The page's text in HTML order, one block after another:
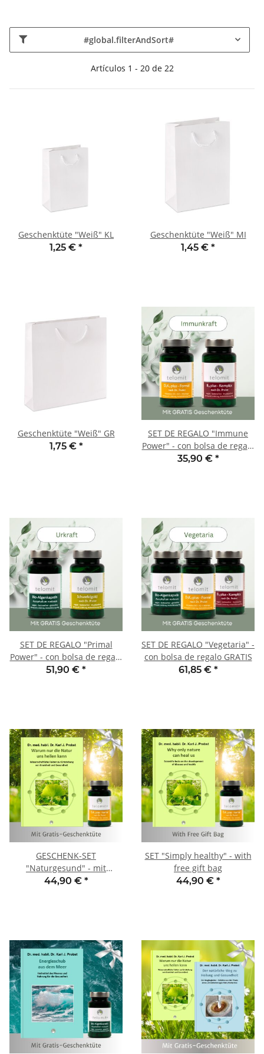
#global.filterAndSort#
Artículos 1 - 20 de 22
Geschenktüte "Weiß" KL
1,25 € *
Geschenktüte "Weiß" MI
1,45 € *
Geschenktüte "Weiß" GR
1,75 € *
SET DE REGALO "Immune
Power" - con bolsa de regalo
GRATIS
35,90 € *
SET DE REGALO "Primal
Power" - con bolsa de regalo
GRATIS
51,90 € *
SET DE REGALO "Vegetaria" -
con bolsa de regalo GRATIS
61,85 € *
GESCHENK-SET
"Naturgesund" - mit
GRATIS-Geschenktüte
44,90 € *
SET "Simply healthy" - with
free gift bag
44,90 € *